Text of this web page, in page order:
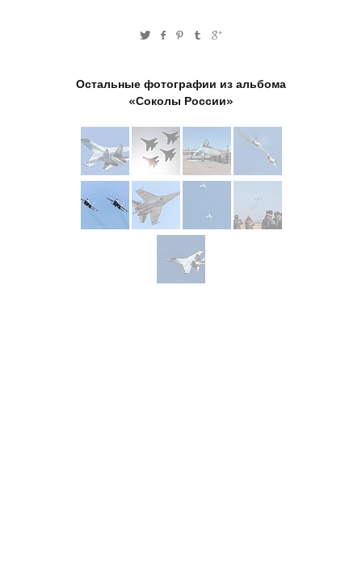
Остальные фотографии из альбома
«Соколы России»